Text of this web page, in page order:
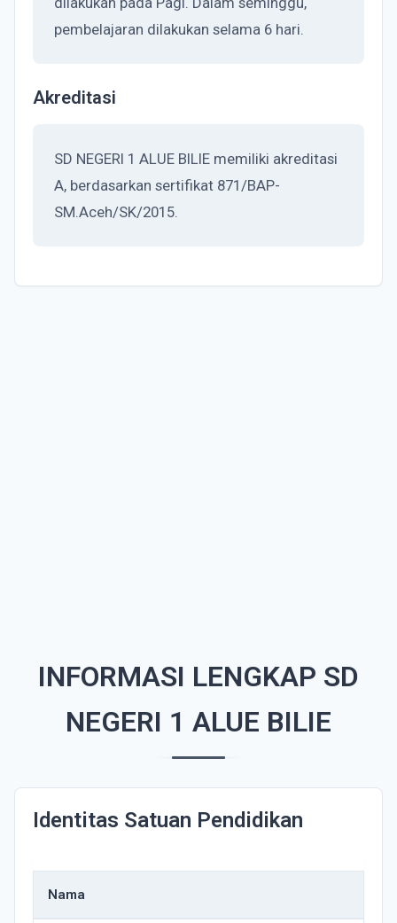
pembelajaran dilakukan selama 6 hari.
Akreditasi
SD NEGERI 1 ALUE BILIE memiliki akreditasi
A, berdasarkan sertifikat 871/BAP-
SM.Aceh/SK/2015.
INFORMASI LENGKAP SD
NEGERI 1 ALUE BILIE
Identitas Satuan Pendidikan
Nama